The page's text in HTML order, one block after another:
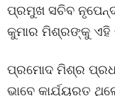
ପ୍ରମୁଖ ସଚିବ
କୁମାର ମିଶ୍ରଙ୍କୁ ଏହି
ପ୍ରମୋଦ ମିଶ୍ର
ଭାବେ କାର୍ଯ୍ୟରତ